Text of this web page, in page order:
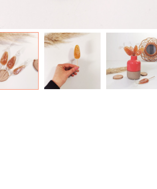
Offrir une Box
PRIX